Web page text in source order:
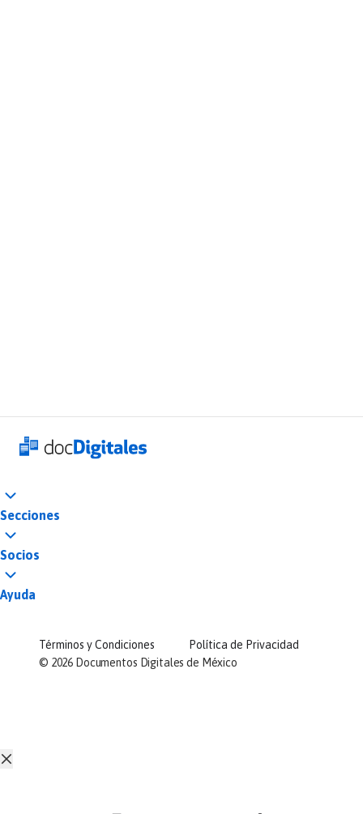
Secciones
Socios
Ayuda
© 2026 Documentos Digitales de México
Términos y Condiciones Política de Privacidad